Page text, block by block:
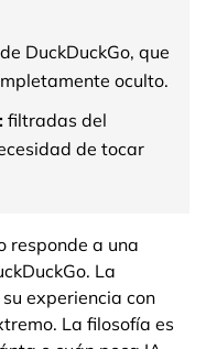
DuckDuckGo, que
oculto.
filtradas del
de tocar
responde a una
La
experiencia con
La filosofía es